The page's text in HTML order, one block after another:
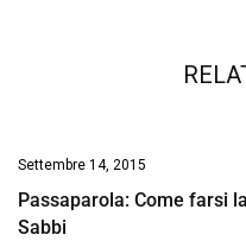
Settembre 14, 2015
Passaparola: Come farsi
Sabbi